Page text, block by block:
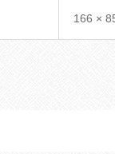
166 ×